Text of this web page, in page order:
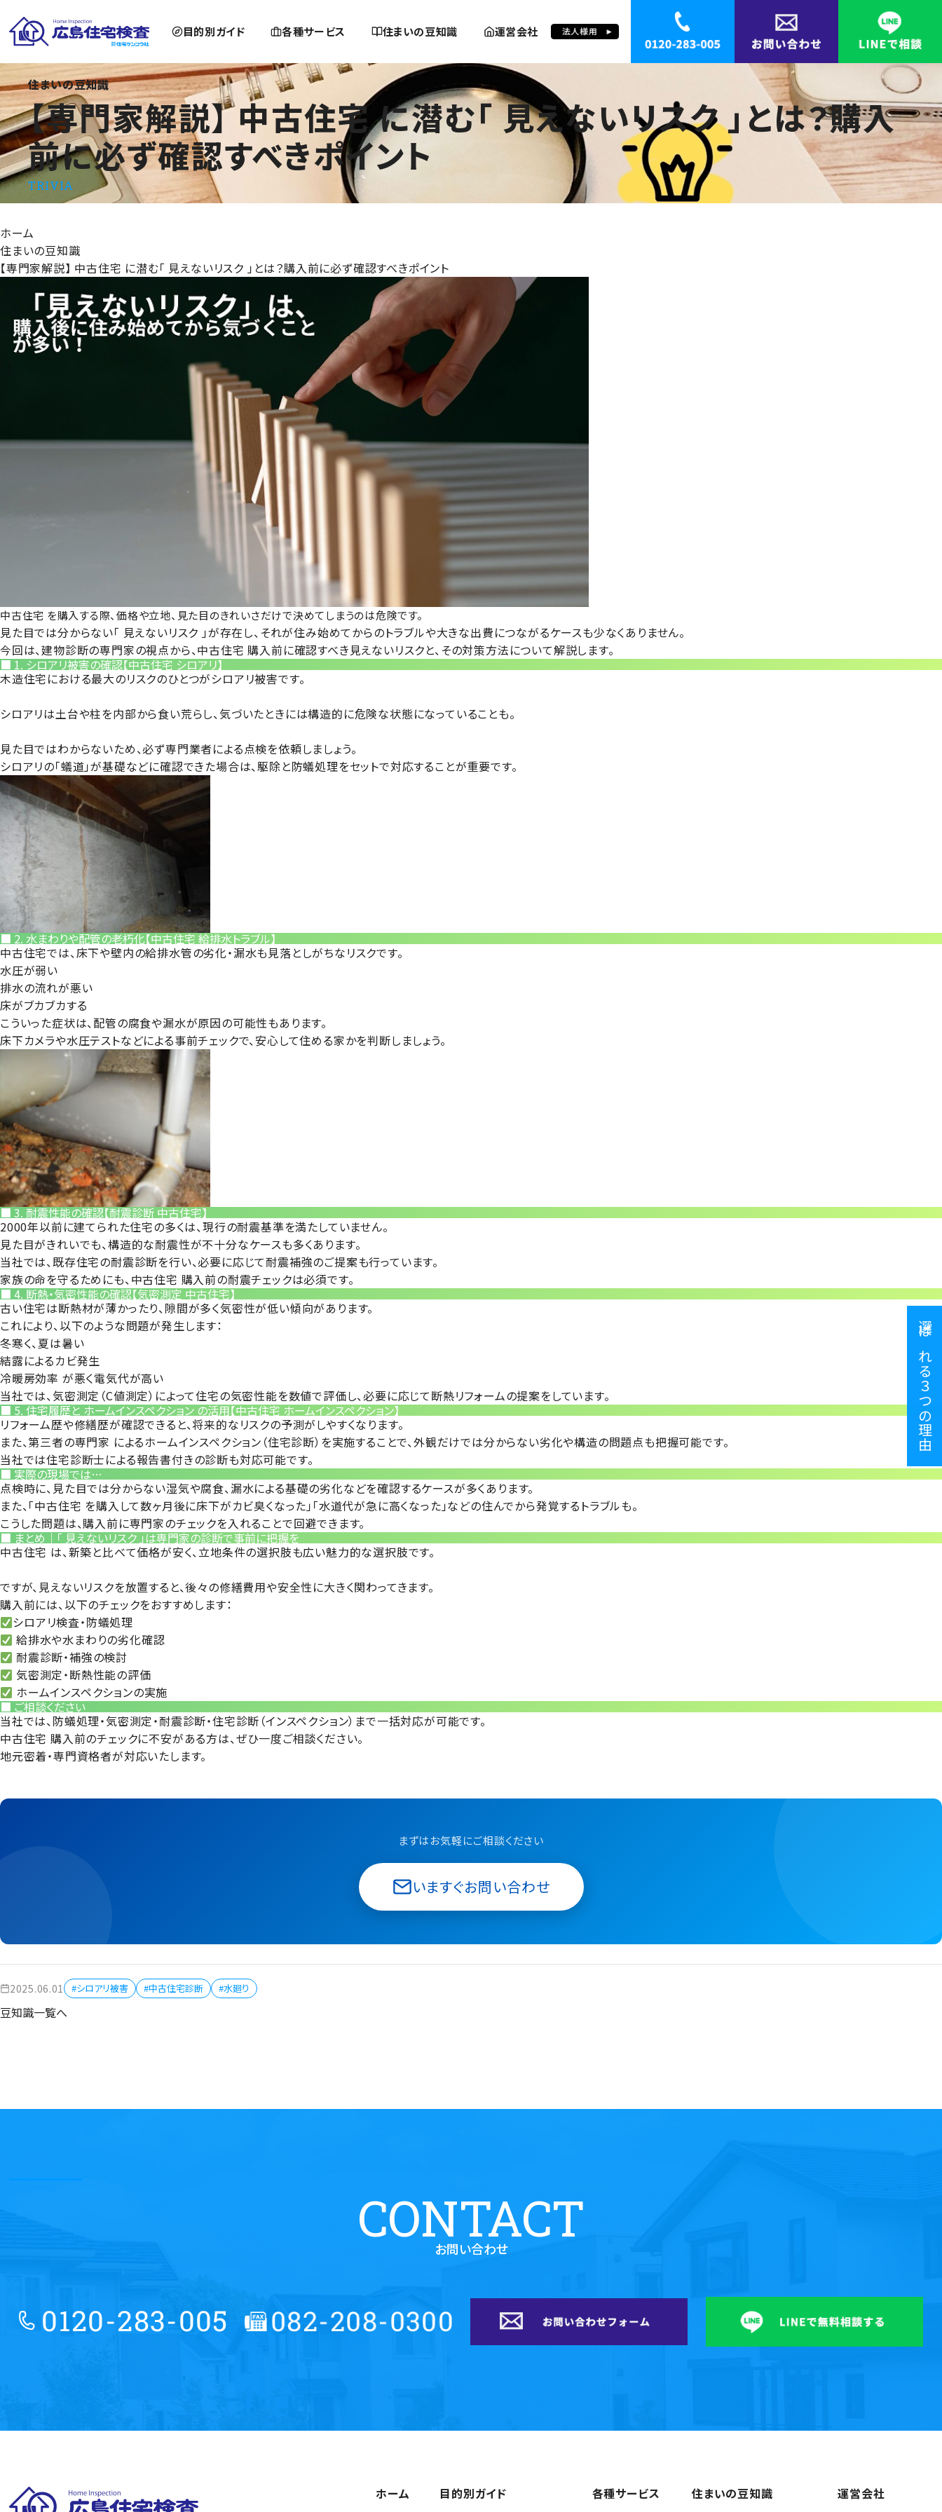
目的別ガイド 各種サービス 住まいの豆知識 運営会社
【専門家解説】 中古住宅 に潜む「 見えないリスク 」とは？購入前に必ず確認すべきポイント
住まいの豆知識
【専門家解説】 中古住宅 に潜む「 見えないリスク 」とは？購入
前に必ず確認すべきポイント
TRIVIA
ホーム
住まいの豆知識
【専門家解説】 中古住宅 に潜む「 見えないリスク 」とは？購入前に必ず確認すべきポイント
中古住宅 を購入する際、価格や立地、見た目のきれいさだけで決めてしまうのは危険です。
見た目では分からない「 見えないリスク 」が存在し、それが住み始めてからのトラブルや大きな出費につながるケースも少なくありません。
今回は、建物診断の専門家の視点から、中古住宅 購入前に確認すべき見えないリスクと、その対策方法について解説します。
■ 1. シロアリ被害の確認【中古住宅 シロアリ】
木造住宅における最大のリスクのひとつがシロアリ被害です。
シロアリは土台や柱を内部から食い荒らし、気づいたときには構造的に危険な状態になっていることも。
見た目ではわからないため、必ず専門業者による点検を依頼しましょう。
シロアリの「蟻道」が基礎などに確認できた場合は、駆除と防蟻処理をセットで対応することが重要です。
■ 2. 水まわりや配管の老朽化【中古住宅 給排水トラブル】
中古住宅では、床下や壁内の給排水管の劣化・漏水も見落としがちなリスクです。
水圧が弱い
排水の流れが悪い
床がブカブカする
こういった症状は、配管の腐食や漏水が原因の可能性もあります。
床下カメラや水圧テストなどによる事前チェックで、安心して住める家かを判断しましょう。
■ 3. 耐震性能の確認【耐震診断 中古住宅】
2000年以前に建てられた住宅の多くは、現行の耐震基準を満たしていません。
見た目がきれいでも、構造的な耐震性が不十分なケースも多くあります。
当社では、既存住宅の耐震診断を行い、必要に応じて耐震補強のご提案も行っています。
家族の命を守るためにも、中古住宅 購入前の耐震チェックは必須です。
■ 4. 断熱・気密性能の確認【気密測定 中古住宅】
古い住宅は断熱材が薄かったり、隙間が多く気密性が低い傾向があります。
これにより、以下のような問題が発生します：
冬寒く、夏は暑い
結露によるカビ発生
冷暖房効率 が悪く電気代が高い
当社では、気密測定（C値測定） によって住宅の気密性能を数値で評価し、必要に応じて断熱リフォームの提案をしています。
■ 5. 住宅履歴と ホームインスペクション の活用【中古住宅 ホームインスペクション】
リフォーム歴や修繕歴が確認できると、将来的なリスクの予測がしやすくなります。
また、第三者の専門家 によるホームインスペクション（住宅診断） を実施することで、外観だけでは分からない劣化や構造の問題点も把握可能です。
当社では住宅診断士による報告書付きの診断も対応可能です。
■ 実際の現場では…
点検時に、見た目では分からない湿気や腐食、漏水による基礎の劣化などを確認するケースが多くあります。
また、「中古住宅 を購入して数ヶ月後に床下がカビ臭くなった」「水道代が急に高くなった」などの住んでから発覚するトラブルも。
こうした問題は、購入前に専門家のチェックを入れることで回避できます。
■ まとめ｜「 見えないリスク 」は専門家の診断で事前に把握を
中古住宅 は、新築と比べて価格が安く、立地条件の選択肢も広い魅力的な選択肢です。
ですが、見えないリスクを放置すると、後々の修繕費用や安全性に大きく関わってきます。
購入前には、以下のチェックをおすすめします：
シロアリ検査・防蟻処理
給排水や水まわりの劣化確認
耐震診断・補強の検討
気密測定・断熱性能の評価
ホームインスペクションの実施
■ ご相談ください
当社では、防蟻処理・気密測定・耐震診断・住宅診断（インスペクション）まで一括対応が可能です。
中古住宅 購入前のチェックに不安がある方は、ぜひ一度ご相談ください。
地元密着・専門資格者が対応いたします。
まずはお気軽にご相談ください
いますぐお問い合わせ
2025.06.01 #シロアリ被害 #中古住宅診断 #水廻り
豆知識一覧へ
CONTACT
お問い合わせ
広島住宅検査 ホーム 目的別ガイド 各種サービス 住まいの豆知識 運営会社
選ばれる３つの理由